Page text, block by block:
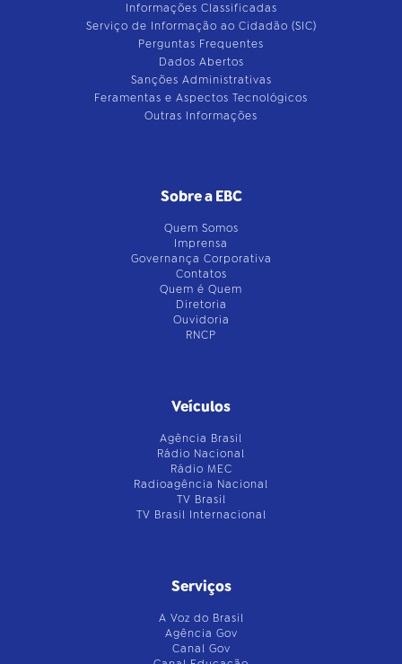
Informações Classificadas
Serviço de Informação ao Cidadão (SIC)
Perguntas Frequentes
Dados Abertos
Sanções Administrativas
Feramentas e Aspectos Tecnológicos
Outras Informações
Sobre a EBC
Quem Somos
Imprensa
Governança Corporativa
Contatos
Quem é Quem
Diretoria
Ouvidoria
RNCP
Veículos
Agência Brasil
Rádio Nacional
Rádio MEC
Radioagência Nacional
TV Brasil
TV Brasil Internacional
Serviços
A Voz do Brasil
Agência Gov
Canal Gov